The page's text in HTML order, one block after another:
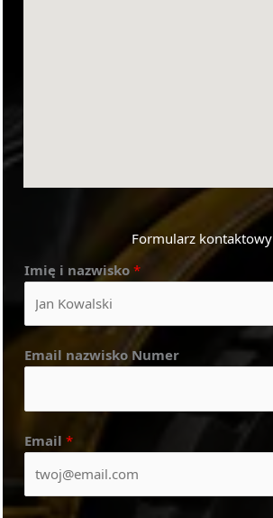
Formularz kontaktowy
Imię i nazwisko *
Email nazwisko Numer
Email *